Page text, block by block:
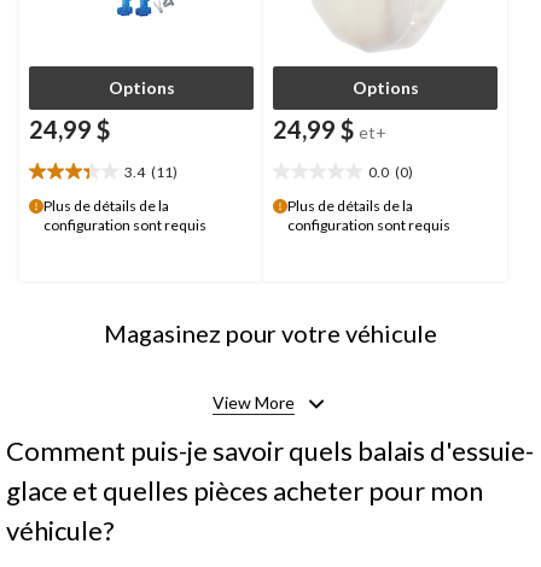
Options
24,99 $
3.4 (11)
3.4
étoile(s)
sur
Plus de détails de la
configuration sont requis
Options
24,99 $ et+
0.0 (0)
étoile(s)
sur
Plus de détails de la
configuration sont requis
Magasinez pour votre véhicule
View More
Comment puis-je savoir quels balais d'essuie-
glace et quelles pièces acheter pour mon
véhicule?